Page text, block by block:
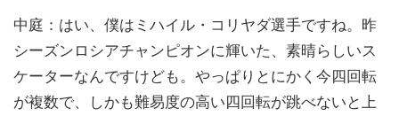
中庭：はい、僕はミハイル・コリヤダ選手ですね。昨
シーズンロシアチャンピオンに輝いた、素晴らしいス
ケーターなんですけども。やっぱりとにかく今四回転
が複数で、しかも難易度の高い四回転が跳べないと上